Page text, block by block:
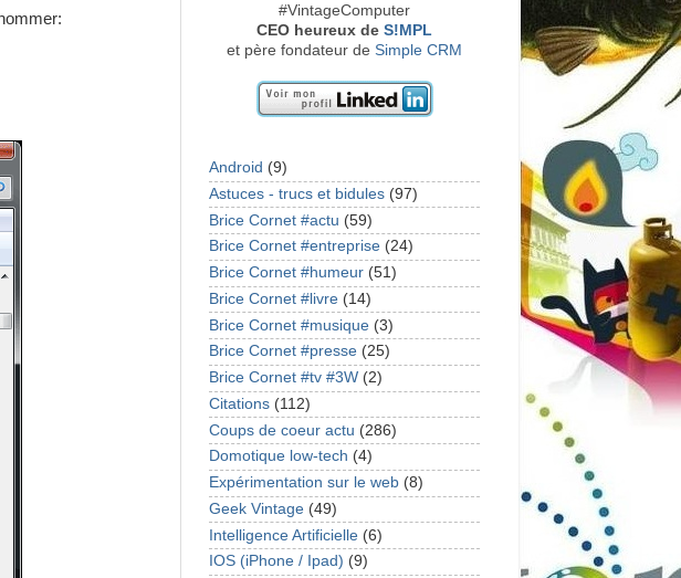
#VintageComputer
CEO heureux de S!MPL
et père fondateur de Simple CRM
Android (9)
Astuces - trucs et bidules (97)
Brice Cornet #actu (59)
Brice Cornet #entreprise (24)
Brice Cornet #humeur (51)
Brice Cornet #livre (14)
Brice Cornet #musique (3)
Brice Cornet #presse (25)
Brice Cornet #tv #3W (2)
Citations (112)
Coups de coeur actu (286)
Domotique low-tech (4)
Expérimentation sur le web (8)
Geek Vintage (49)
Intelligence Artificielle (6)
IOS (iPhone / Ipad) (9)